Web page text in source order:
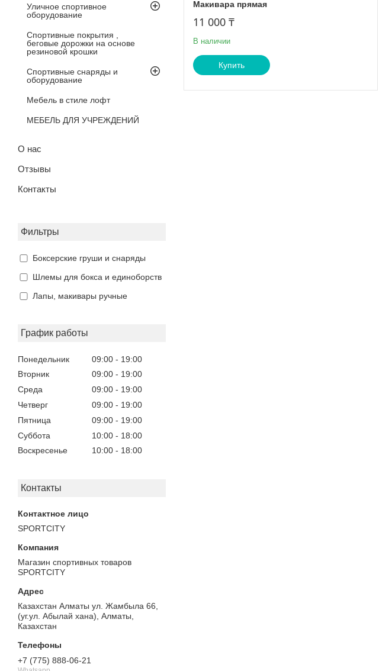
Уличное спортивное
оборудование
Спортивные покрытия ,
беговые дорожки на основе
резиновой крошки
Спортивные снаряды и
оборудование
Мебель в стиле лофт
МЕБЕЛЬ ДЛЯ УЧРЕЖДЕНИЙ
О нас
Отзывы
Контакты
Фильтры
Боксерские груши и снаряды
Шлемы для бокса и единоборств
Лапы, макивары ручные
График работы
Понедельник 09:00
19:00
Вторник
09:00
19:00
Среда
09:00
19:00
Четверг
09:00
19:00
Пятница
09:00
19:00
Суббота
10:00
18:00
Воскресенье
10:00 18:00
Контакты
SPORTCITY
Магазин спортивных товаров
SPORTCITY
Казахстан Алматы ул. Жамбыла 66,
(уг.ул. Абылай хана), Алматы,
Казахстан
+7 (775) 888-06-21
Макивара прямая
11 000 ₸
В наличии
Купить